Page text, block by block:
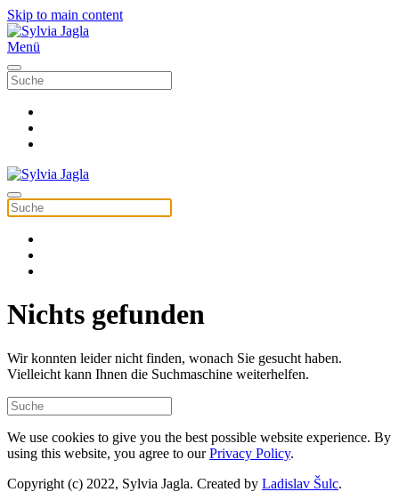
Skip to main content
Menü
Nichts gefunden
Wir konnten leider nicht finden, wonach Sie gesucht haben.
Vielleicht kann Ihnen die Suchmaschine weiterhelfen.
We use cookies to give you the best possible website experience. By
using this website, you agree to ourPrivacy Policy.
Copyright (c) 2022, Sylvia Jagla. Created by Ladislav Šulc.